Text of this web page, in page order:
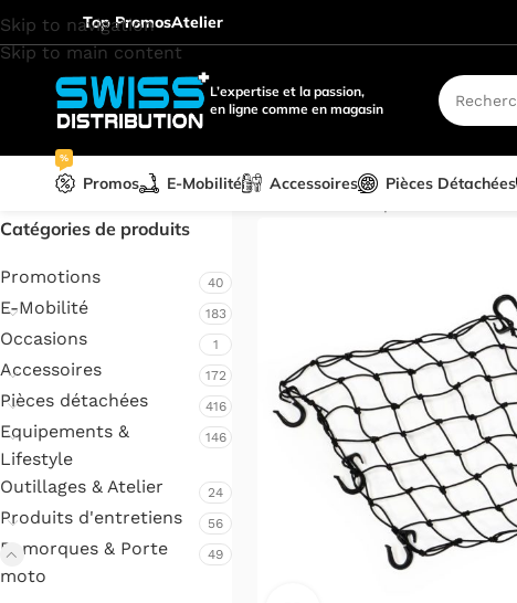
Skip to navigation
Skip to main content
Top PromosAtelier
L’expertise et la passion,
en ligne comme en magasin
Promos
%
E-Mobilité Accessoires Pièces Détachées
Catégories de produits
Promotions 40
E-Mobilité 183
Occasions 1
Accessoires 172
Pièces détachées 416
Equipements &
Lifestyle
146
Outillages & Atelier 24
Produits d'entretiens 56
Remorques & Porte
moto
49